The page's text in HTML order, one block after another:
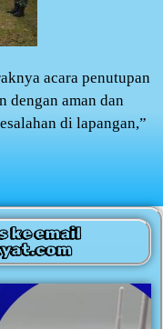
acara penutupan
dengan aman dan
di lapangan,”
ke email